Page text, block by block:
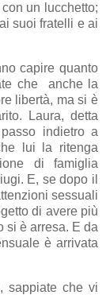
un lucchetto;
suoi fratelli e ai
capire quanto
che anche la
libertà, ma si è
Laura, detta
indietro a
lui la ritenga
di famiglia
E, se dopo il
sessuali
di avere più
si è arresa. E da
è arrivata
sappiate che vi